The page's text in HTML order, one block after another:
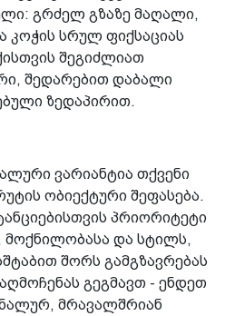
გრძელ გზაზე მაღალი,
კოჭის სრულ ფიქსაციას
შეგიძლიათ
შედარებით დაბალი
ზედაპირით.
ვარიანტია თქვენი
ობიექტური შეფასება.
პრიორიტეტი
მოქნილობასა და სტილს,
შორს გამგზავრებას
გეგმავთ - ენდეთ
მრავალშრიან